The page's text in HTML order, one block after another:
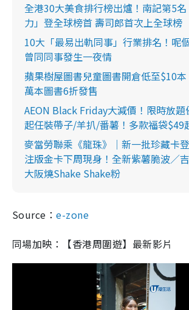
全港30大美食排行榜出爐！南記第5
力」登全球榜首 壽司郎首次上全球榜
10大「最易出軌同事」行業排名！呢
曾同同事發生一夜情
蘋果樹屋圖書兒童圖書開倉低至$10
萬本圖書6折發售
AEON Black Friday大減價！限時放
起任裝帶子/羊扒/番薯！多款福袋$49
麥當勞聯乘《龍珠》｜新一批珍藏卡
注版金卡下周現身！全新紫薯脆波／
大阪燒Shake Shake粉
Source：e-zone
同場加映：【香港周圍遊】最新影片